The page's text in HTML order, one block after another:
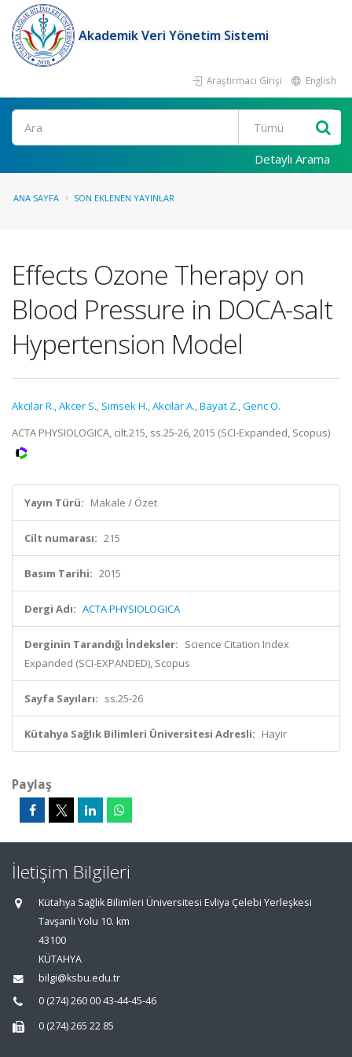
Akademik Veri Yönetim Sistemi
Araştırmacı Girişi English
Ara
Detaylı Arama
ANA SAYFA SON EKLENEN YAYINLAR
Effects Ozone Therapy on
Blood Pressure in DOCA-salt
Hypertension Model
Akcilar R.,Akcer S., Simsek H.,Akcilar A.,Bayat Z.,Genc O.
ACTA PHYSIOLOGICA, cilt.215, ss.25-26, 2015 (SCI-Expanded, Scopus)
Yayın Türü: Makale / Özet
Cilt numarası: 215
Basım Tarihi: 2015
Dergi Adı: ACTA PHYSIOLOGICA
Derginin Tarandığı İndeksler: Science Citation Index
Expanded (SCI-EXPANDED), Scopus
Sayfa Sayıları: ss.25-26
Kütahya Sağlık Bilimleri Üniversitesi Adresli: Hayır
Paylaş
İletişim Bilgileri
Kütahya Sağlık Bilimleri Üniversitesi Evliya Çelebi Yerleşkesi
Tavşanlı Yolu 10. km
43100
KÜTAHYA
bilgi@ksbu.edu.tr
0 (274) 260 00 43-44-45-46
0 (274) 265 22 85